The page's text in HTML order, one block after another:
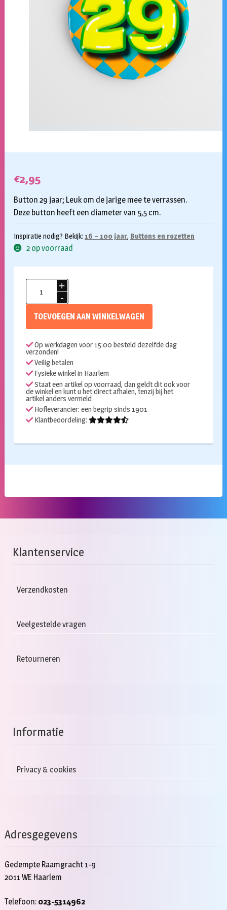
€2,95
Button 29 jaar; Leuk om de jarige mee te verrassen.
Deze button heeft een diameter van 5,5 cm.
Inspiratie nodig? Bekijk: 16 – 100 jaar, Buttons en rozetten
2 op voorraad
TOEVOEGEN AAN WINKELWAGEN
Op werkdagen voor 15:00 besteld dezelfde dag
verzonden!
Veilig betalen
Fysieke winkel in Haarlem
Staat een artikel op voorraad, dan geldt dit ook voor
de winkel en kunt u het direct afhalen, tenzij bij het
artikel anders vermeld
Hofleverancier: een begrip sinds 1901
Klantbeoordeling:
Klantenservice
Verzendkosten
Veelgestelde vragen
Retourneren
Informatie
Privacy & cookies
Adresgegevens
Gedempte Raamgracht 1-9
2011 WE Haarlem
Telefoon: 023-5314962